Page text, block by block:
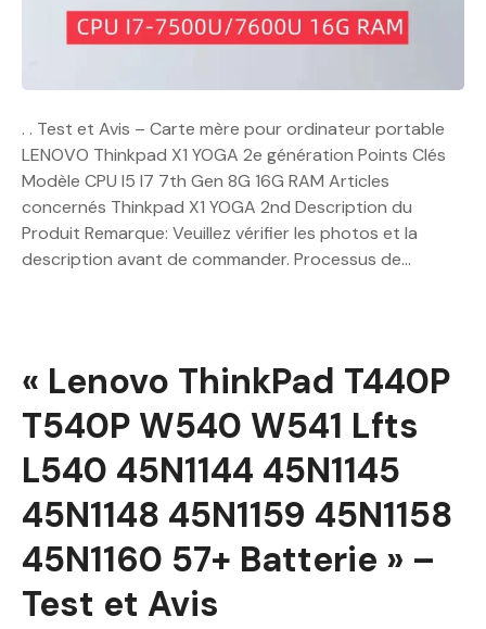
. . Test et Avis – Carte mère pour ordinateur portable
LENOVO Thinkpad X1 YOGA 2e génération Points Clés
Modèle CPU I5 I7 7th Gen 8G 16G RAM Articles
concernés Thinkpad X1 YOGA 2nd Description du
Produit Remarque: Veuillez vérifier les photos et la
description avant de commander. Processus de…
« Lenovo ThinkPad T440P
T540P W540 W541 Lfts
L540 45N1144 45N1145
45N1148 45N1159 45N1158
45N1160 57+ Batterie » –
Test et Avis